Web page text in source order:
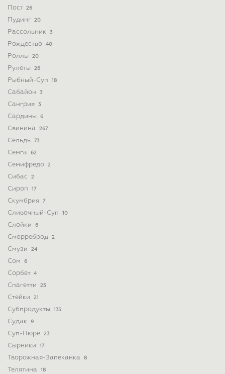
Пост 26
Пудинг 20
Рассольник 3
Рождество 40
Роллы 20
Рулеты 26
Рыбный-Суп 18
Сабайон 3
Сангрия 3
Сардины 6
Свинина 267
Сельдь 73
Семга 62
Семифредо 2
Сибас 2
Сироп 17
Скумбрия 7
Сливочный-Суп 10
Слойки 6
Сморреброд 2
Смузи 24
Сом 6
Сорбет 4
Спагетти 23
Стейки 21
Субпродукты 135
Судак 9
Суп-Пюре 23
Сырники 17
Творожная-Запеканка 8
Телятина 18